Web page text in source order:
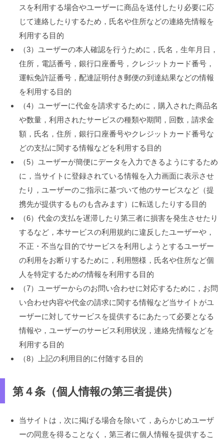
スを利用する場合やユーザーに商品を送付したり必要に応
じて連絡したりするため，氏名や住所などの連絡先情報を
利用する目的
（3）ユーザーの本人確認を行うために，氏名，生年月日，
住所，電話番号，銀行口座番号，クレジットカード番号，
運転免許証番号，配達証明付き郵便の到達結果などの情報
を利用する目的
（4）ユーザーに代金を請求するために，購入された商品名
や数量，利用されたサービスの種類や期間，回数，請求金
額，氏名，住所，銀行口座番号やクレジットカード番号な
どの支払に関する情報などを利用する目的
（5）ユーザーが簡便にデータを入力できるようにするため
に，当サイトに登録されている情報を入力画面に表示させ
たり，ユーザーのご指示に基づいて他のサービスなど（提
携先が提供するものも含みます）に転送したりする目的
（6）代金の支払を遅滞したり第三者に損害を発生させたり
するなど，本サービスの利用規約に違反したユーザーや，
不正・不当な目的でサービスを利用しようとするユーザー
の利用をお断りするために，利用態様，氏名や住所など個
人を特定するための情報を利用する目的
（7）ユーザーからのお問い合わせに対応するために，お問
い合わせ内容や代金の請求に関する情報など当サイトがユ
ーザーに対してサービスを提供するにあたって必要となる
情報や，ユーザーのサービス利用状況，連絡先情報などを
利用する目的
（8）上記の利用目的に付随する目的
第４条（個人情報の第三者提供）
当サイトは，次に掲げる場合を除いて，あらかじめユーザ
ーの同意を得ることなく，第三者に個人情報を提供するこ